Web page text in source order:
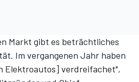
Markt gibt es beträchtliches
Im vergangenen Jahr haben
Elektroautos] verdreifachet",